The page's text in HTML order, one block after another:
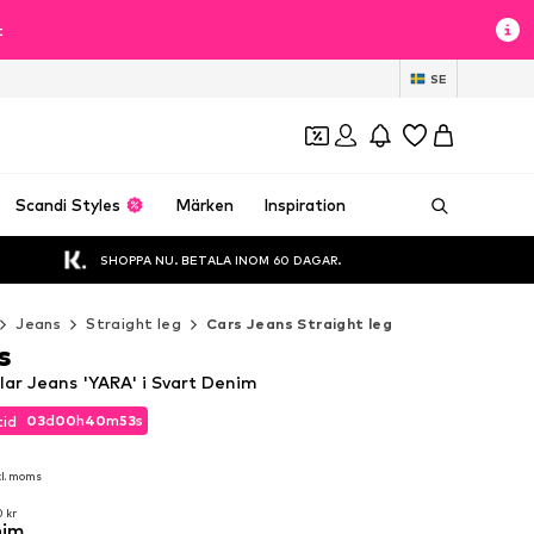
SE
Scandi Styles Märken Inspiration
SHOPPA NU. BETALA INOM 60 DAGAR.
Jeans Straight leg Cars Jeans Straight leg
03d00h40m52s
moms
kr
03d00h40m52s
moms
Jeans 'YARA' i Svart Denim